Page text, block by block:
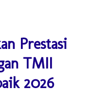
Prestasi
TMII
2026